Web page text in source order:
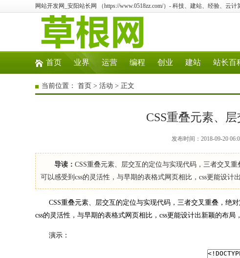
网站开发网_安阳站长网 （https://www.0518zz.com/）- 科技、建站、经验、云
首页 业界 运营 编程 创业 建站 站长百
当前位置： 首页 > 活动 > 正文
CSS重叠元素、
发布时间：2018-09-20
导读： CSS重叠元素、层交互的定位与实现代码，三者交叉
可以感受到css的灵活性，与早期的表格式网页相比，css更能设计
CSS重叠元素、层交互的定位与实现代码，三者交叉重叠，绝对
css的灵活性，与早期的表格式网页相比，css更能设计出新颖的布局
演示：